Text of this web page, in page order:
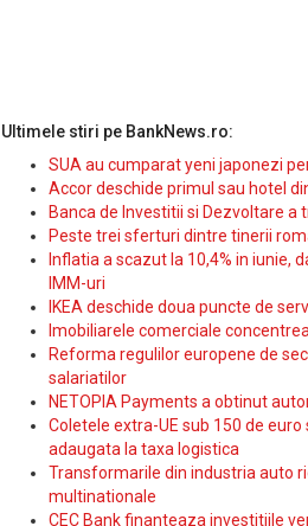
Ultimele stiri pe BankNews.ro:
SUA au cumparat yeni japonezi
Accor deschide primul sau hotel
Banca de Investitii si Dezvoltare a
Peste trei sferturi dintre tinerii
Inflatia a scazut la 10,4% in iunie,
IMM-uri
IKEA deschide doua puncte de
Imobiliarele comerciale
Reforma regulilor europene de
salariatilor
NETOPIA Payments a obtinut
Coletele extra-UE sub 150 de
adaugata la taxa logistica
Transformarile din industria auto
multinationale
CEC Bank finanteaza investitiile